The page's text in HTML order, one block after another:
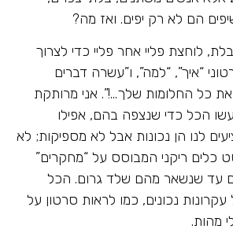
הם לא רק יפים. ואז מה?
לוחצת פליי אחר פליי כדי לצרוך
“איך”, “למה”, ו”עשרה דברים
כל החלומות שלך…!”. אני מרותקת
הכל כדי שנצפה בהם, אפילו
לנו הן נכונות אבל לא מספיקות; לא
כלים ריקני המבוסס על “מחקרים”
עד שנשאר מהם שלד גרום. הכל
נכונים, כמו לראות סרטון על
מהות.